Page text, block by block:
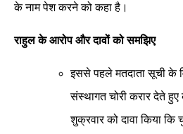
के नाम पेश करने को कहा है।
राहुल के आरोप और दावों को समझिए
इससे पहले मतदाता सूची के
संस्थागत चोरी करार देते हुए
शुक्रवार को दावा किया कि